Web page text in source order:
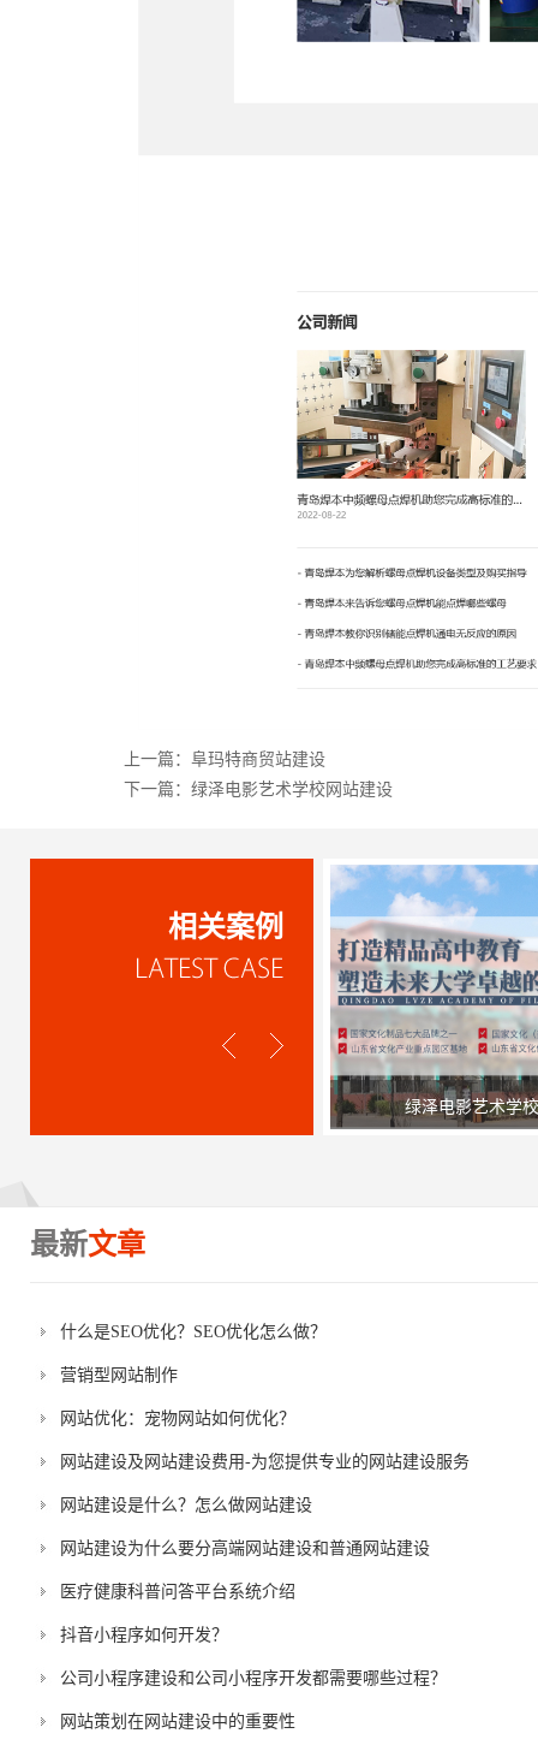
上一篇： 阜玛特商贸站建设
下一篇： 绿泽电影艺术学校网站建设
相关案例
绿泽电影艺术学
最新文章
什么是SEO优化？SEO优化怎么做？
营销型网站制作
网站优化：宠物网站如何优化？
网站建设及网站建设费用-为您提供专业的网站建设服务
网站建设是什么？怎么做网站建设
网站建设为什么要分高端网站建设和普通网站建设
医疗健康科普问答平台系统介绍
抖音小程序如何开发？
公司小程序建设和公司小程序开发都需要哪些过程？
网站策划在网站建设中的重要性